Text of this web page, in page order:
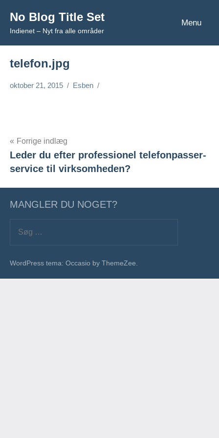
indhold
No Blog Title Set
Indienet – Nyt fra alle områder
Menu
telefon.jpg
oktober 21, 2015 Esben
Indlægsnavigation
Forrige indlæg
Leder du efter professionel telefonpasser-
service til virksomheden?
MANGLER DU NOGET?
efter:
WordPress tema: Occasio by ThemeZee.